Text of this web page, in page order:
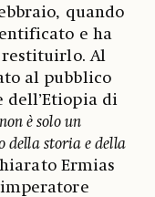
quando
e ha
restituirlo. Al
al pubblico
dell’Etiopia di
è solo un
della storia e della
Ermias